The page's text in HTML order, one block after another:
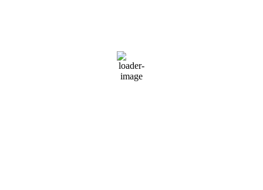
29 %
1017 mb
4 mph
Rafală vânturi: